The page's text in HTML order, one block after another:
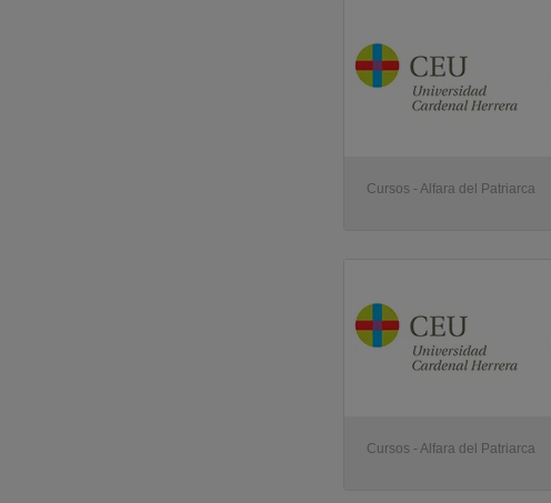
Cursos - Alfara del Patriarca
Cursos - Alfara del Patriarca